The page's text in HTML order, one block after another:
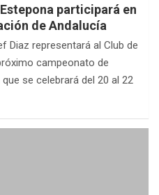
participará en
de Andalucía
Diaz representará al Club de
campeonato de
se celebrará del 20 al 22